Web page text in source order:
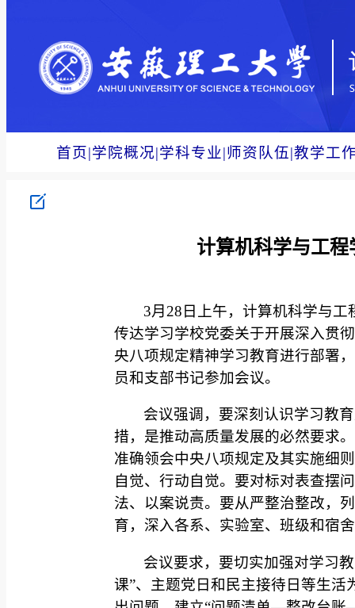
首页|学院概况|学科专业|师资队伍|教学工
计算机科学与工
3月28日上午，计算机科学与
传达学习学校党委关于开展深入贯
央八项规定精神学习教育进行部署
员和支部书记参加会议。
会议强调，要深刻认识学习教
措，是推动高质量发展的必然要求
准确领会中央八项规定及其实施细
自觉、行动自觉。要对标对表查摆
法、以案说责。要从严整治整改，
育，深入各系、实验室、班级和宿
会议要求，要切实加强对学习
课”、主题党日和民主接待日等生